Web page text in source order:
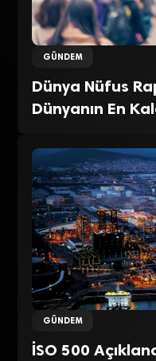
GÜNDEM
Dünya Nüfus
Dünyanın En
GÜNDEM
İSO 500